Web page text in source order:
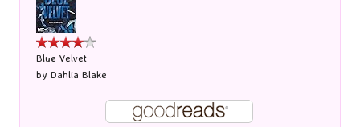
Blue Velvet
by Dahlia Blake